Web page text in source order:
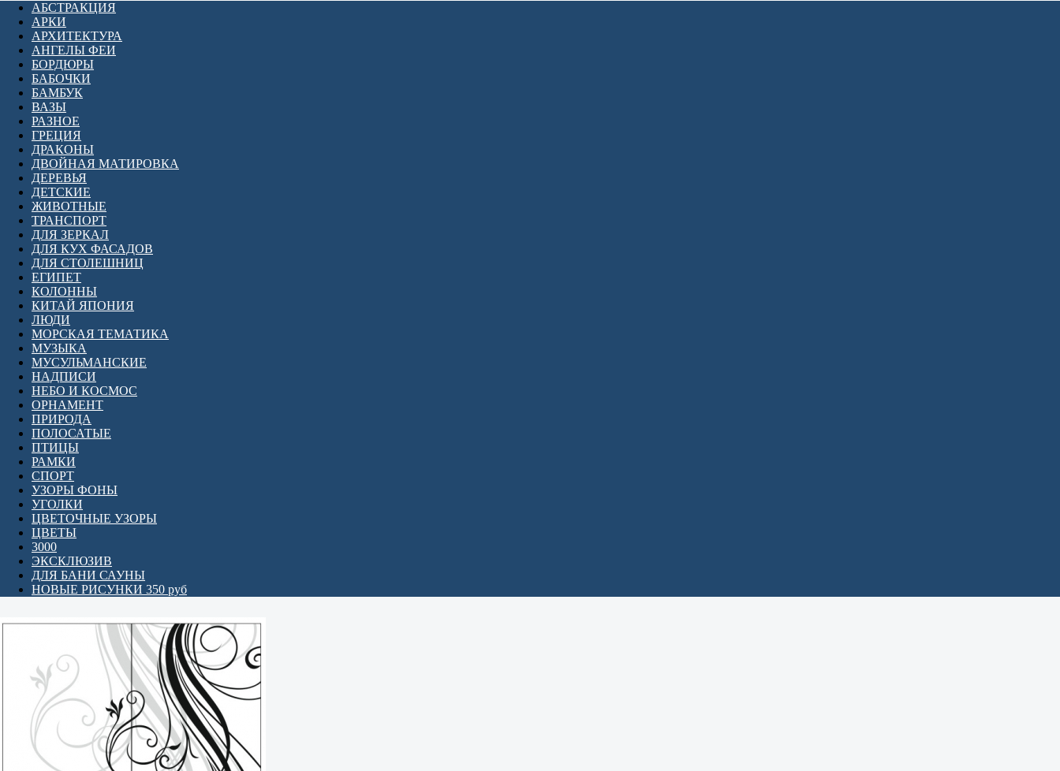
АБСТРАКЦИЯ
АРКИ
АРХИТЕКТУРА
АНГЕЛЫ ФЕИ
БОРДЮРЫ
БАБОЧКИ
БАМБУК
ВАЗЫ
РАЗНОЕ
ГРЕЦИЯ
ДРАКОНЫ
ДВОЙНАЯ МАТИРОВКА
ДЕРЕВЬЯ
ДЕТСКИЕ
ЖИВОТНЫЕ
ТРАНСПОРТ
ДЛЯ ЗЕРКАЛ
ДЛЯ КУХ ФАСАДОВ
ДЛЯ СТОЛЕШНИЦ
ЕГИПЕТ
КОЛОННЫ
КИТАЙ ЯПОНИЯ
ЛЮДИ
МОРСКАЯ ТЕМАТИКА
МУЗЫКА
МУСУЛЬМАНСКИЕ
НАДПИСИ
НЕБО И КОСМОС
ОРНАМЕНТ
ПРИРОДА
ПОЛОСАТЫЕ
ПТИЦЫ
РАМКИ
СПОРТ
УЗОРЫ ФОНЫ
УГОЛКИ
ЦВЕТОЧНЫЕ УЗОРЫ
ЦВЕТЫ
3000
ЭКСКЛЮЗИВ
ДЛЯ БАНИ САУНЫ
НОВЫЕ РИСУНКИ 350 руб